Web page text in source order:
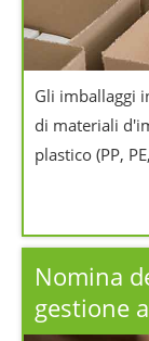
Gli imballaggi
di materiali
plastico (PP,
Nomina
gestione